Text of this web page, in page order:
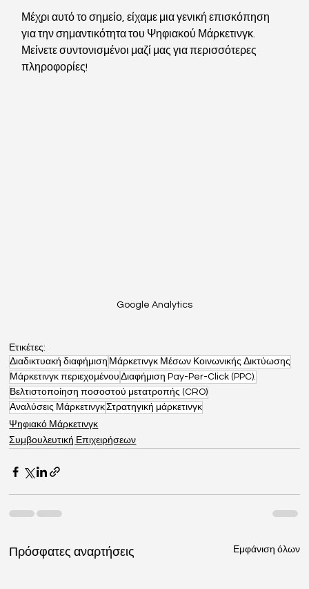
Μέχρι αυτό το σημείο, είχαμε μια γενική επισκόπηση
για την σημαντικότητα του Ψηφιακού Μάρκετινγκ.
Μείνετε συντονισμένοι μαζί μας για περισσότερες
πληροφορίες!
Google Analytics
Ετικέτες:
Διαδικτυακή διαφήμιση Μάρκετινγκ Μέσων Κοινωνικής Δικτύωσης
Μάρκετινγκ περιεχομένου Διαφήμιση Pay-Per-Click (PPC).
Βελτιστοποίηση ποσοστού μετατροπής (CRO)
Αναλύσεις ΜάρκετινγκΣτρατηγική μάρκετινγκ
Ψηφιακό Μάρκετινγκ
Συμβουλευτική Επιχειρήσεων
Πρόσφατες αναρτήσεις Εμφάνιση όλων